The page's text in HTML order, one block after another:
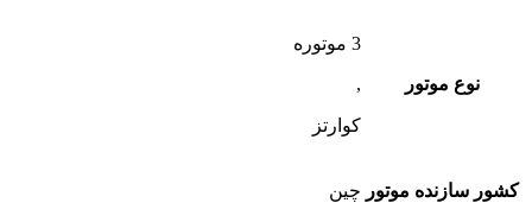
نوع موتور
3 موتوره
,
کوارتز
کشور سازنده موتور چین